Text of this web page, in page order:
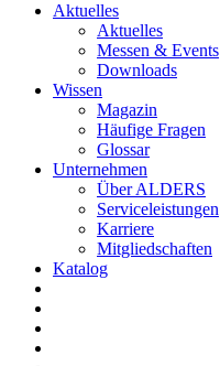
Aktuelles
Aktuelles
Messen & Events
Downloads
Wissen
Magazin
Häufige Fragen
Glossar
Unternehmen
Über ALDERS
Serviceleistungen
Karriere
Mitgliedschaften
Katalog